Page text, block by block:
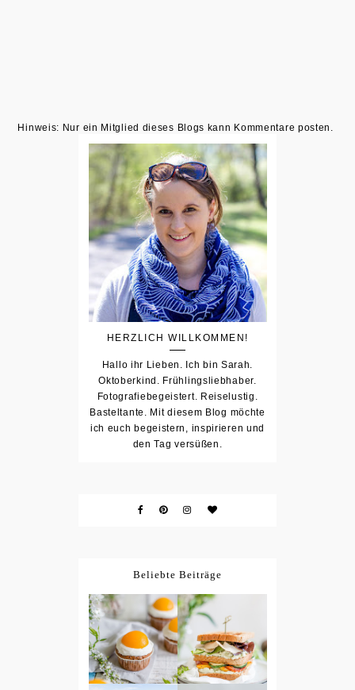
Hinweis: Nur ein Mitglied dieses Blogs kann Kommentare posten.
HERZLICH WILLKOMMEN!
Hallo ihr Lieben. Ich bin Sarah.
Oktoberkind. Frühlingsliebhaber.
Fotografiebegeistert. Reiselustig.
Basteltante. Mit diesem Blog möchte
ich euch begeistern, inspirieren und
den Tag versüßen.
Beliebte Beiträge